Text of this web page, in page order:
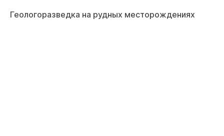
Геологоразведка на рудных месторождениях